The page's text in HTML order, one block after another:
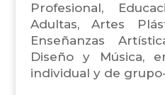
Profesional,
Adultas, Artes
Enseñanzas
Diseño y Música,
individual y de